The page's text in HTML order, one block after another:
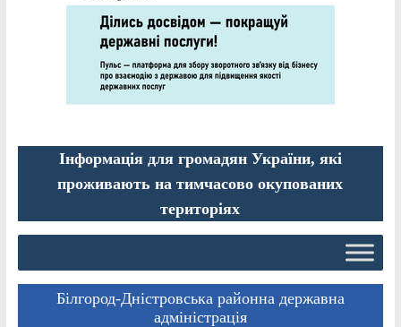
Інформація для громадян України, які
проживають на тимчасово окупованих
територіях
Білгород-Дністровська районна державна
адміністрація